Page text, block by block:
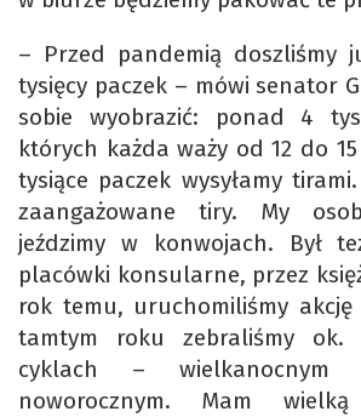
– Przed pandemią doszliśmy
tysięcy paczek – mówi senator
sobie wyobrazić: ponad 4
których każda waży od 12 do
tysiące paczek wysyłamy
zaangażowane tiry. My
jeździmy w konwojach. Był
placówki konsularne, przez
rok temu, uruchomiliśmy
tamtym roku zebraliśmy
cyklach – wielkanocnym
noworocznym. Mam